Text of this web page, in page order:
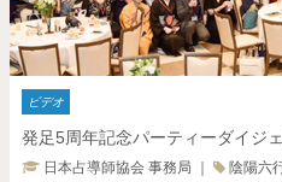
ビデオ
発足5周年記念パーティーダイジ
日本占導師協会 事務局 ｜ 陰陽六